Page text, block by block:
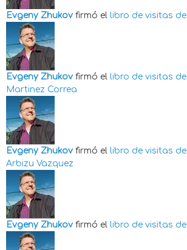
Evgeny Zhukov firmó el libro de visitas de
Evgeny Zhukov firmó el libro de visitas de
Martinez Correa
Evgeny Zhukov firmó el libro de visitas de
Arbizu Vazquez
Evgeny Zhukov firmó el libro de visitas de